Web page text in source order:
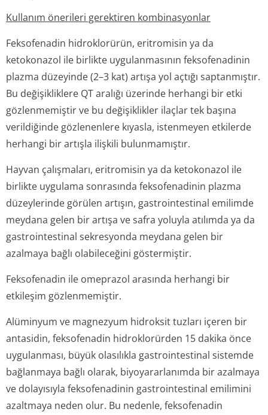
Kullanım önerileri gerektiren kombinasyonlar
Feksofenadin hidroklorürün, eritromisin ya da
ketokonazol ile birlikte uygulanmasının feksofenadinin
plazma düzeyinde (2–3 kat) artışa yol açtığı saptanmıştır.
Bu değişikliklere QT aralığı üzerinde herhangi bir etki
gözlenmemiştir ve bu değişiklikler ilaçlar tek başına
verildiğinde gözlenenlere kıyasla, istenmeyen etkilerde
herhangi bir artışla ilişkili bulunmamıştır.
Hayvan çalışmaları, eritromisin ya da ketokonazol ile
birlikte uygulama sonrasında feksofenadinin plazma
düzeylerinde görülen artışın, gastrointestinal emilimde
meydana gelen bir artışa ve safra yoluyla atılımda ya da
gastrointestinal sekresyonda meydana gelen bir
azalmaya bağlı olabileceğini göstermiştir.
Feksofenadin ile omeprazol arasında herhangi bir
etkileşim gözlenmemiştir.
Alüminyum ve magnezyum hidroksit tuzları içeren bir
antasidin, feksofenadin hidroklorürden 15 dakika önce
uygulanması, büyük olasılıkla gastrointestinal sistemde
bağlanmaya bağlı olarak, biyoyararlanımda bir azalmaya
ve dolayısıyla feksofenadinin gastrointestinal emilimini
azaltmaya neden olur. Bu nedenle, feksofenadin